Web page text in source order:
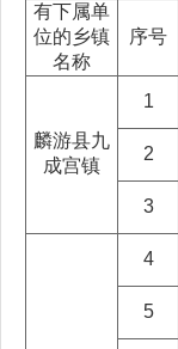
有下属单
位的乡镇
名称
序号
麟游县九
成宫镇
1
2
3
4
5